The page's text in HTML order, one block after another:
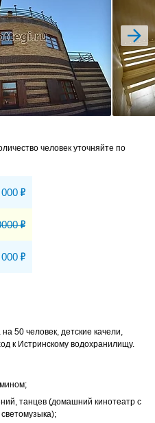
next
человек уточняйте по
Р
Р
Р
50 человек, детские качели,
к Истринскому водохранилищу.
танцев (домашний кинотеатр с